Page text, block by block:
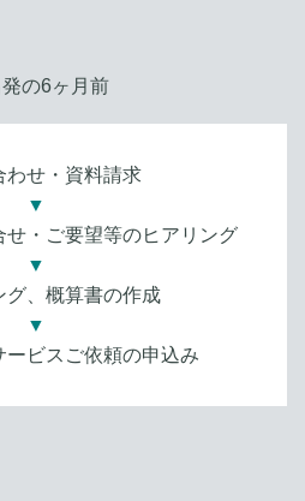
発の6ヶ月前
わせ・資料請求
▼
せ・ご要望等のヒアリング
▼
グ、概算書の作成
▼
ービスご依頼の申込み